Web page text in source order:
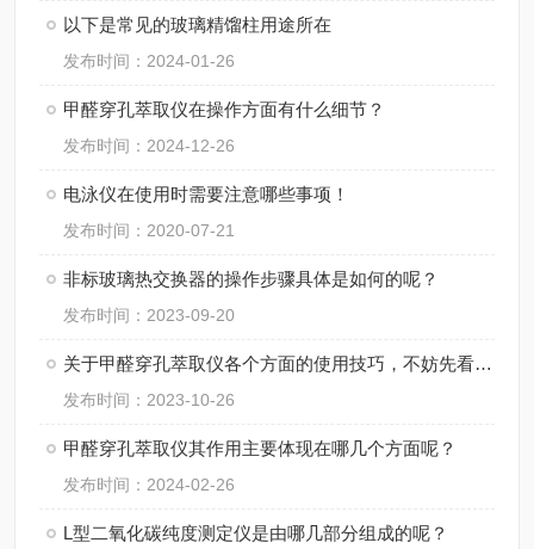
以下是常见的玻璃精馏柱用途所在
发布时间：2024-01-26
甲醛穿孔萃取仪在操作方面有什么细节？
发布时间：2024-12-26
电泳仪在使用时需要注意哪些事项！
发布时间：2020-07-21
非标玻璃热交换器的操作步骤具体是如何的呢？
发布时间：2023-09-20
关于甲醛穿孔萃取仪各个方面的使用技巧，不妨先看看下文
发布时间：2023-10-26
甲醛穿孔萃取仪其作用主要体现在哪几个方面呢？
发布时间：2024-02-26
L型二氧化碳纯度测定仪是由哪几部分组成的呢？